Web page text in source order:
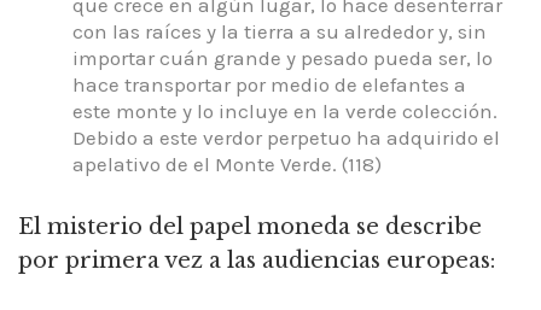
con las raíces y la tierra a su alrededor y, sin
importar cuán grande y pesado pueda ser, lo
hace transportar por medio de elefantes a
este monte y lo incluye en la verde colección.
Debido a este verdor perpetuo ha adquirido el
apelativo de el Monte Verde. (118)
El misterio del papel moneda se describe
por primera vez a las audiencias europeas: